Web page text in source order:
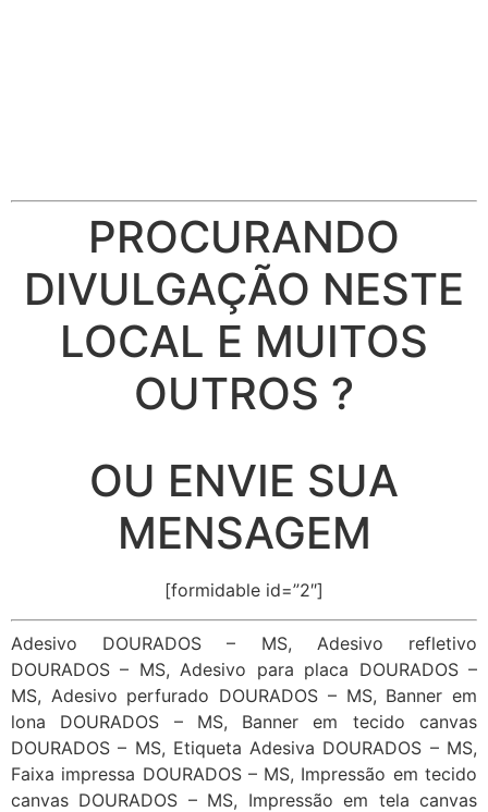
PROCURANDO
DIVULGAÇÃO NESTE
LOCAL E MUITOS
OUTROS ?
OU ENVIE SUA
MENSAGEM
[formidable id=”2″]
Adesivo DOURADOS – MS, Adesivo refletivo
DOURADOS – MS, Adesivo para placa DOURADOS –
MS, Adesivo perfurado DOURADOS – MS, Banner em
lona DOURADOS – MS, Banner em tecido canvas
DOURADOS – MS, Etiqueta Adesiva DOURADOS – MS,
Faixa impressa DOURADOS – MS, Impressão em tecido
canvas DOURADOS – MS, Impressão em tela canvas